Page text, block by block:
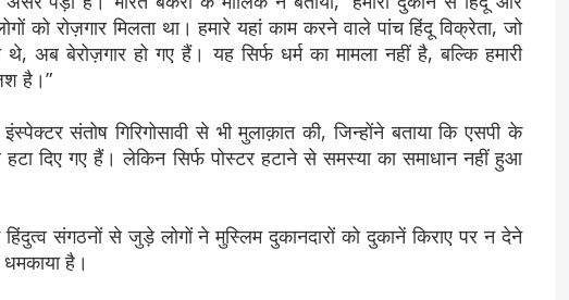
को रोज़गार मिलता था। हमारे यहां काम करने वाले पांच हिंदू विक्रेता, जो
अब बेरोज़गार हो गए हैं। यह सिर्फ धर्म का मामला नहीं है, बल्कि हमारी
है।”
संतोष गिरिगोसावी से भी मुलाक़ात की, जिन्होंने बताया कि एसपी के
हटा दिए गए हैं। लेकिन सिर्फ पोस्टर हटाने से समस्या का समाधान नहीं हुआ
संगठनों से जुड़े लोगों ने मुस्लिम दुकानदारों को दुकानें किराए पर न देने
है।